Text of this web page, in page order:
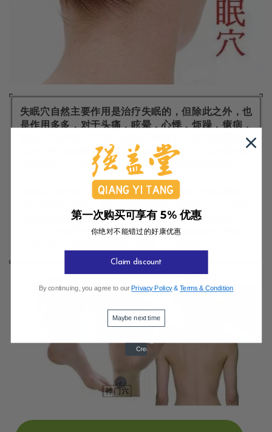
失眠穴自然主要作用是治疗失眠的，但除此之外，也
是作用多多，对于头痛，眩晕，心悸，烦躁，癔病，
癫痫，精神病，耳聋，高血压等都有一定的效果啦。
用您的手指尖顺时针和逆时针各揉30次，或者用指尖
点压此穴1～3分钟，就会有一些您意想不到的效果。
在临床运用时，如何配合穴位组合使用，效果更加，
以配合神门、三阴交等穴，可以收到更好的作用。又
比如，在治疗头痛、眩晕时，除了艾灸或针灸安眠穴
第一次购买可享有 5% 优惠
你绝对不能错过的好康优惠
Claim discount
By continuing, you agree to our Privacy Policy&Terms & Condition
Maybe next time